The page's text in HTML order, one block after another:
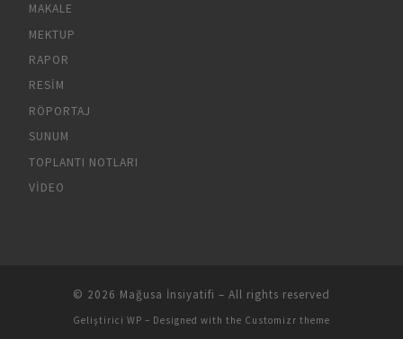
MAKALE
MEKTUP
RAPOR
RESIM
RÖPORTAJ
SUNUM
TOPLANTI NOTLARI
VIDEO
© 2026 Mağusa İnsiyatifi – All rights reserved
Geliştirici WP – Designed with the Customizr theme